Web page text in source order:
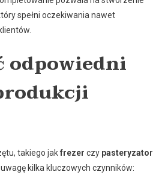
spełni oczekiwania nawet
odpowiedni
takiego jakfrezer czy pasteryzator
kilka kluczowych czynników: